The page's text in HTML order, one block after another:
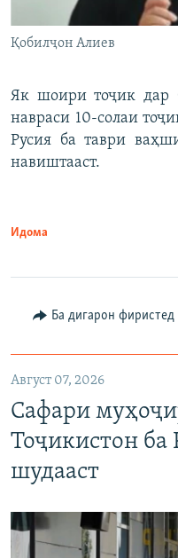
Қобилҷон Алиев
Як шоири тоҷик дар
навраси 10-солаи
Русия ба таври
навиштааст.
Идома
Ба дигарон фиристед
Август 07, 2026
Сафари
Тоҷикистон ба
шудааст